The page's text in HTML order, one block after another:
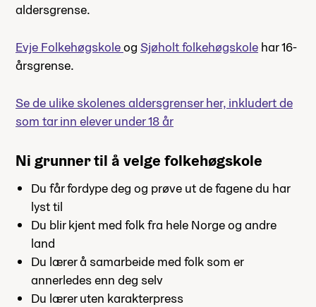
aldersgrense.
Evje Folkehøgskoleog Sjøholt folkehøgskole har 16-
årsgrense.
Se de ulike skolenes aldersgrenser her, inkludert de
som tar inn elever under 18 år
Ni grunner til å velge folkehøgskole
Du får fordype deg og prøve ut de fagene du har
lyst til
Du blir kjent med folk fra hele Norge og andre
land
Du lærer å samarbeide med folk som er
annerledes enn deg selv
Du lærer uten karakterpress